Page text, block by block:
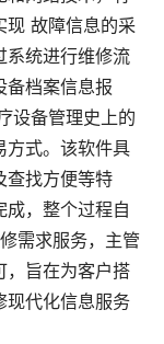
现 故障信息的采
系统进行维修流
备档案信息报
设备管理史上的
方式。该软件具
查找方便等特
成，整个过程自
需求服务，主管
，旨在为客户搭
现代化信息服务